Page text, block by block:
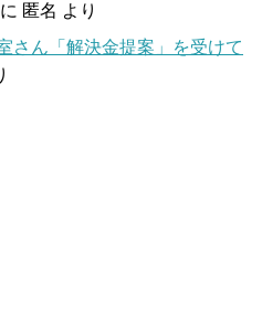
に 匿名 より
さん「解決金提案」を受けて